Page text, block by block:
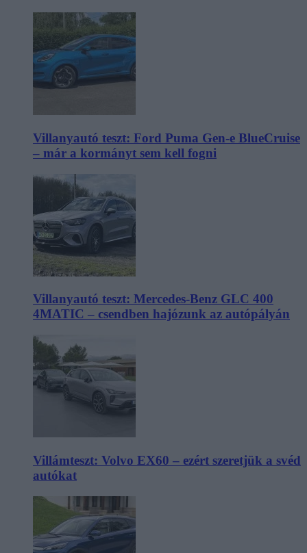
Villanyautó teszt: Ford Puma Gen-e BlueCruise
– már a kormányt sem kell fogni
Villanyautó teszt: Mercedes-Benz GLC 400
4MATIC – csendben hajózunk az autópályán
Villámteszt: Volvo EX60 – ezért szeretjük a svéd
autókat